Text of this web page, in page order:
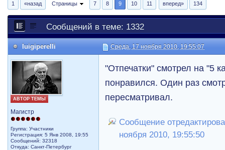
1 «назад Страницы 7 8 9 10 11 вперед» 134
Сообщений в теме: 1332
luigiperelli Среда, 17 ноября 2010, 19:55:07
АВТОР ТЕМЫ
Магистр
Группа: Участники
Регистрация: 5 Янв 2008, 19:55
Сообщений: 32318
Откуда: Санкт-Петербург
"Отпечатки" смотрел на "5
понравился. Один раз
пересматривал.
Сообщение
ноября 2010, 19:55:50